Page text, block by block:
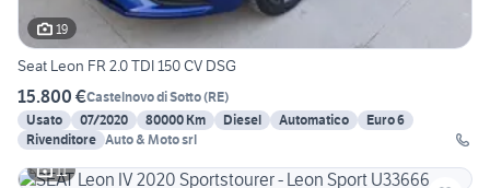
19
Seat Leon FR 2.0 TDI 150 CV DSG
15.800 €Castelnovo di Sotto(RE)
Usato
07/2020 80000 Km Diesel Automatico
Euro 6
Rivenditore Auto & Moto srl
11